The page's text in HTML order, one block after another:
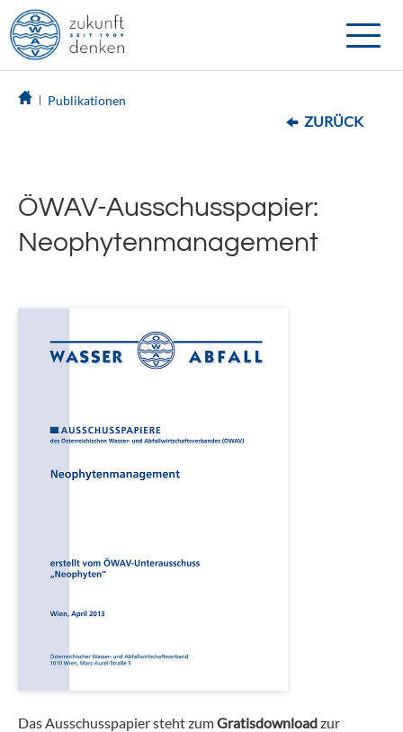
Toggle
Publikationen
ZURÜCK
ÖWAV-Ausschusspapier:
Neophytenmanagement
Das Ausschusspapier steht zumGratisdownloadzur